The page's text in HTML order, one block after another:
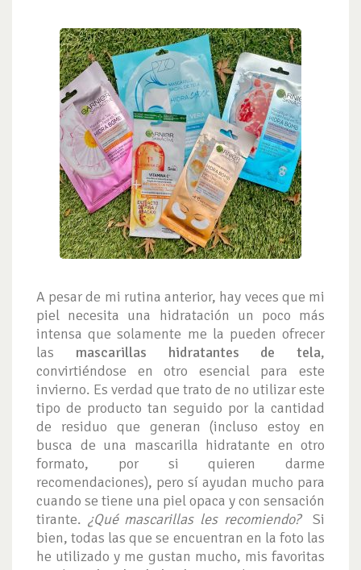
A pesar de mi rutina anterior, hay veces que mi
piel necesita una hidratación un poco más
intensa que solamente me la pueden ofrecer
las mascarillas hidratantes de tela,
convirtiéndose en otro esencial para este
invierno. Es verdad que trato de no utilizar este
tipo de producto tan seguido por la cantidad
de residuo que generan (incluso estoy en
busca de una mascarilla hidratante en otro
formato, por si quieren darme
recomendaciones), pero sí ayudan mucho para
cuando se tiene una piel opaca y con sensación
tirante. ¿Qué mascarillas les recomiendo? Si
bien, todas las que se encuentran en la foto las
he utilizado y me gustan mucho, mis favoritas